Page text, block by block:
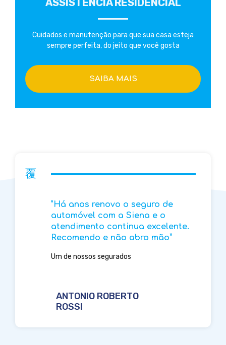
ASSISTÊNCIA RESIDENCIAL
Cuidados e manutenção para que sua casa esteja
sempre perfeita, do jeito que você gosta
SAIBA MAIS
“Há anos renovo o seguro de
automóvel com a Siena e o
atendimento continua excelente.
Recomendo e não abro mão”
Um de nossos segurados
ANTONIO ROBERTO
ROSSI